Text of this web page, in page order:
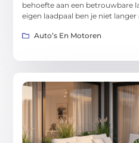
behoefte aan een betrouwbare
eigen laadpaal ben je niet
Auto’s En Motoren